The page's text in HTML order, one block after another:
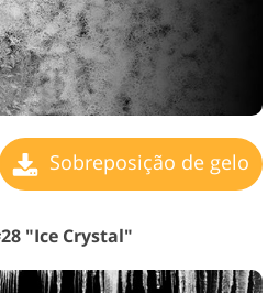
Sobreposição de gelo
"Ice Crystal"